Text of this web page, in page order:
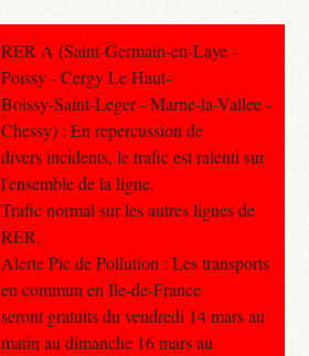
RER A (Saint-Germain-en-Laye -
Poissy - Cergy Le Haut-
Boissy-Saint-Leger - Marne-la-Vallee -
Chessy) : En repercussion de
divers incidents, le trafic est ralenti sur
l'ensemble de la ligne.
Trafic normal sur les autres lignes de
RER.
Alerte Pic de Pollution : Les transports
en commun en Ile-de-France
seront gratuits du vendredi 14 mars au
matin au dimanche 16 mars au